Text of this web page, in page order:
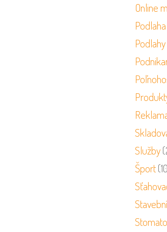
Online
Podlaha
Podlahy
Služby
Šport